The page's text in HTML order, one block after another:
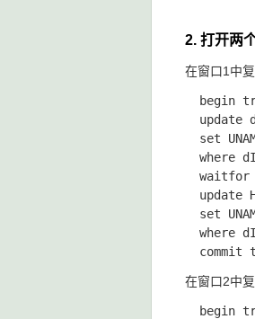
2. 打开两
在窗口1中
begin
update
set
where
waitfor
update
set
where
在窗口2中
begin